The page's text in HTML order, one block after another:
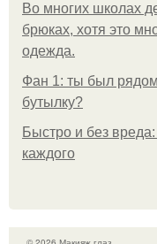
Во многих школах
брюках, хотя это
одежда.
Фан 1: ты был
бутылку?
Быстро и без
каждого